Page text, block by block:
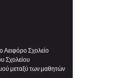
Αειφόρο Σχολείο
Σχολείου
μεταξύ των μαθητών